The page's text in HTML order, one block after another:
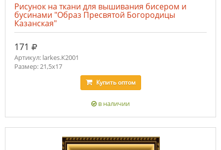
Рисунок на ткани для вышивания бисером и
бусинами "Образ Пресвятой Богородицы
Казанская"
171 руб.
Артикул: larkes.К2001
Размер: 21,5х17
Купитьоптом
в наличии